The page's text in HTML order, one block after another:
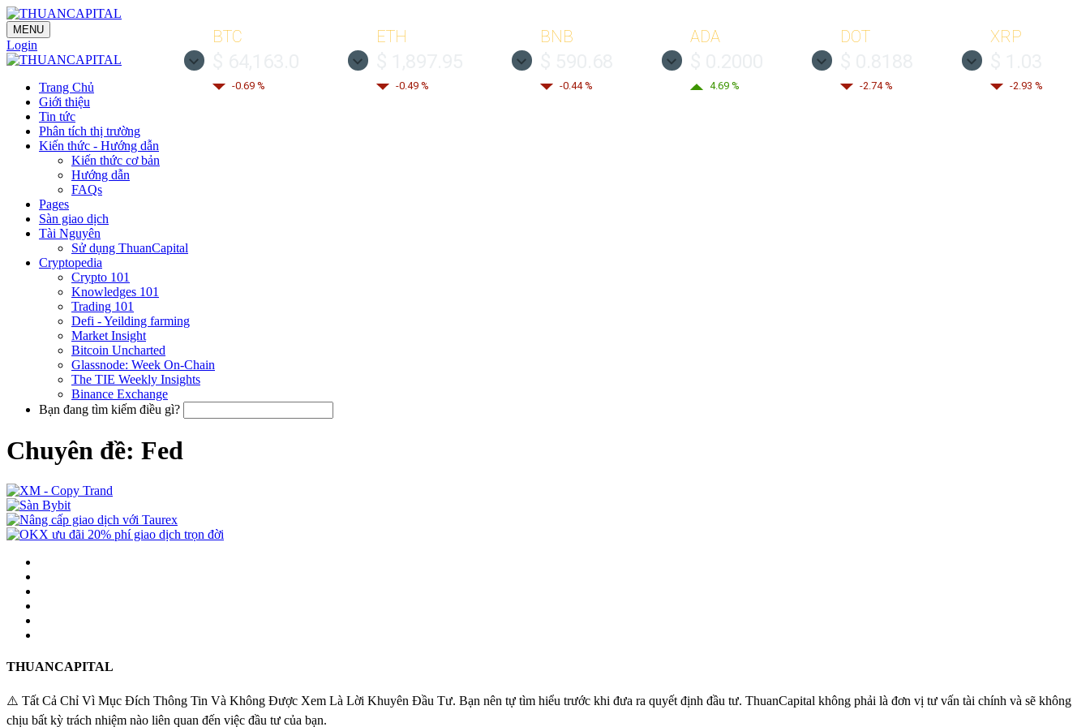
BTC
-0.69 %
ETH
-0.49 %
BNB
-0.44 %
ADA
4.69 %
DOT
-2.74 %
XRP
-2.93 %
MENU
Login
Trang Chủ
Giới thiệu
Tin tức
Phân tích thị trường
Kiến thức - Hướng dẫn
Kiến thức cơ bản
Hướng dẫn
FAQs
Pages
Sàn giao dịch
Tài Nguyên
Sử dụng ThuanCapital
Cryptopedia
Crypto 101
Knowledges 101
Trading 101
Defi - Yeilding farming
Market Insight
Bitcoin Uncharted
Glassnode: Week On-Chain
The TIE Weekly Insights
Binance Exchange
Bạn đang tìm kiếm điều gì?
Chuyên đề: Fed
THUANCAPITAL
⚠️ Tất Cả Chỉ Vì Mục Đích Thông Tin Và Không Được Xem Là Lời Khuyên Đầu Tư. Bạn nên tự tìm hiểu trước khi đưa ra quyết định đầu tư. ThuanCapital không phải là đơn vị tư vấn tài chính và sẽ không
chịu bất kỳ trách nhiệm nào liên quan đến việc đầu tư của bạn.